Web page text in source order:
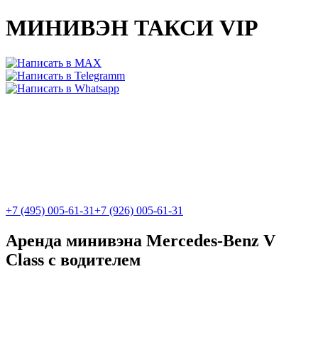
МИНИВЭН ТАКСИ VIP
+7 (495) 005-61-31+7 (926) 005-61-31
Аренда минивэна Mercedes-Benz V
Class с водителем